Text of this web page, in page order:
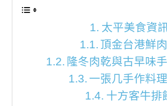
太平美食資
頂金台港鮮
隆冬肉乾與古早味
一張几手作料
十方客牛排